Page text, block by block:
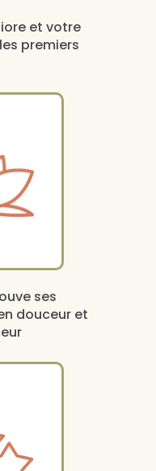
et votre
premiers
ses
douceur et